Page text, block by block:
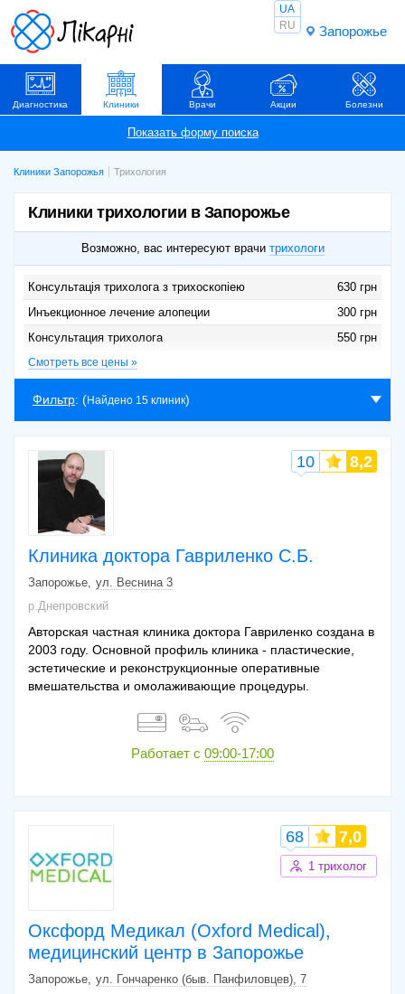
Запорожье
UA
RU
Диагностика Клиники Врачи Акции Болезни
Клиники Запорожья Трихология
Клиники трихологии в Запорожье
Возможно, вас интересуют врачи трихологи
Консультація трихолога з трихоскопіею
630 грн
Инъекционное лечение алопеции
300 грн
Консультация трихолога
550 грн
Первичный прием трихолога
Смотреть все цены »
Фильтр: (Найдено 15 клиник)
Клиника доктора Гавриленко С.Б.
10 8,2
Запорожье ул. Веснина 3
р.Днепровский
Авторская частная клиника доктора Гавриленко создана в
2003 году. Основной профиль клиника - пластические,
эстетические и реконструкционные оперативные
вмешательства и омолаживающие процедуры.
Работает с 09:00-17:00
Оксфорд Медикал (Oxford Medical),
медицинский центр в Запорожье
68 7,0
1 трихолог
Запорожье ул. Гончаренко (быв. Панфиловцев), 7